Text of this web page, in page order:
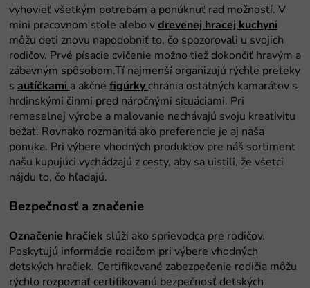
drevenej hracej kuchyni
autíčkami figúrky
Bezpečnosť a značenie
Označenie hračiek